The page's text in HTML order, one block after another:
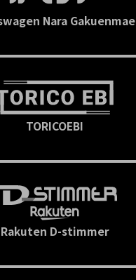
Nara Gakuenmae
TORICOEBI
Rakuten D-stimmer